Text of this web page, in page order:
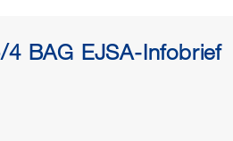
4 BAG EJSA-Infobrief